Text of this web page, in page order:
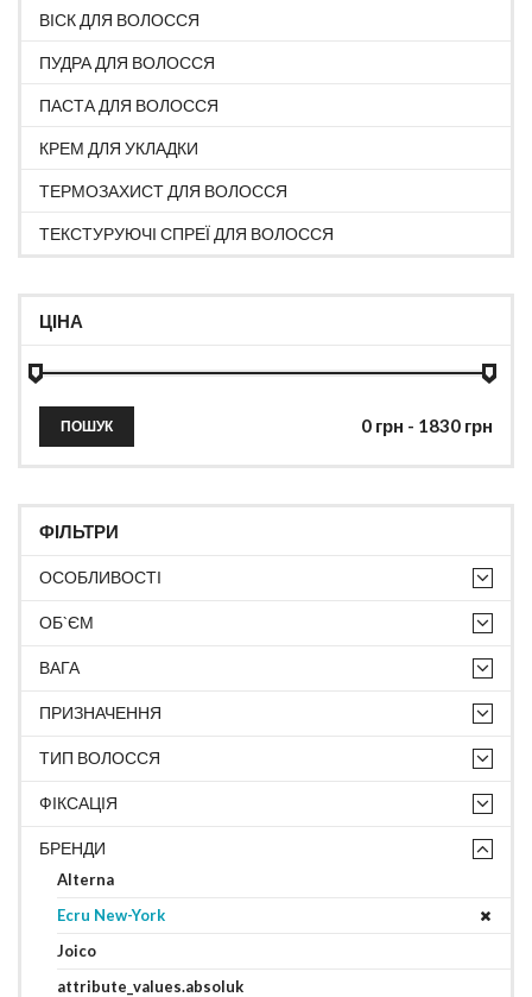
ВІСК ДЛЯ ВОЛОССЯ
ПУДРА ДЛЯ ВОЛОССЯ
ПАСТА ДЛЯ ВОЛОССЯ
КРЕМ ДЛЯ УКЛАДКИ
ТЕРМОЗАХИСТ ДЛЯ ВОЛОССЯ
ТЕКСТУРУЮЧІ СПРЕЇ ДЛЯ ВОЛОССЯ
ЦІНА
ПОШУК
ФІЛЬТРИ
ОСОБЛИВОСТІ
ОБ`ЄМ
ВАГА
ПРИЗНАЧЕННЯ
ТИП ВОЛОССЯ
ФІКСАЦІЯ
БРЕНДИ
Alterna
Ecru New-York
Joico
attribute_values.absoluk